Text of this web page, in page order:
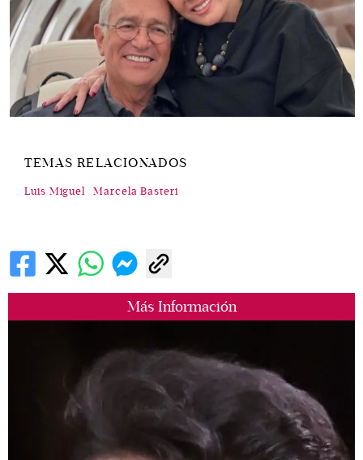
Más Información
TEMAS RELACIONADOS
Luis Miguel Marcela Basteri